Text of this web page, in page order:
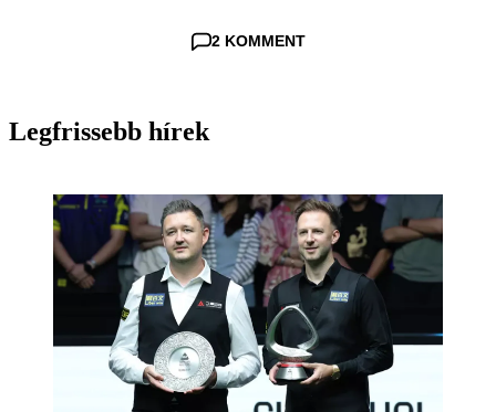
2 KOMMENT
Legfrissebb hírek